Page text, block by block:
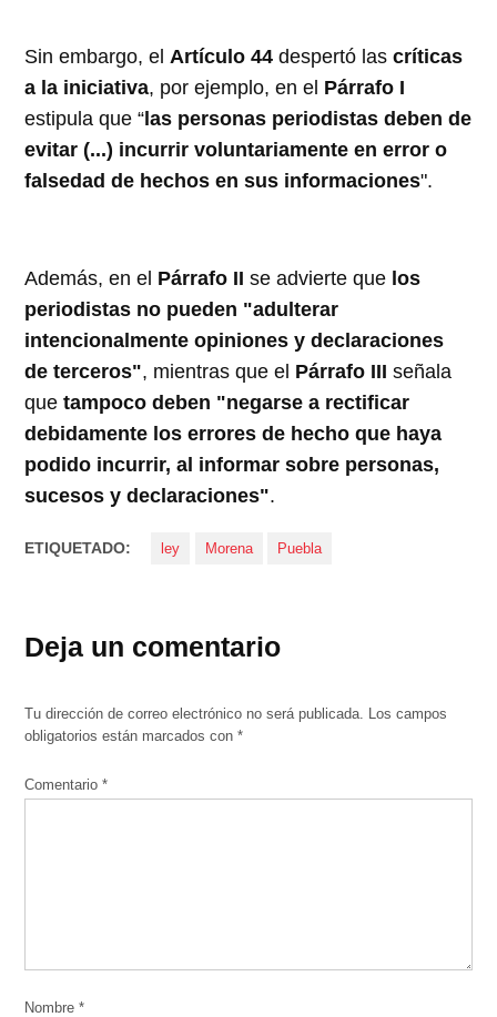
Sin embargo, el Artículo 44 despertó lascríticas
a la iniciativa, por ejemplo, en el Párrafo I
estipula que “las personas periodistas deben de
evitar (...) incurrir voluntariamente en error o
falsedad de hechos en sus informaciones".
Además, en el Párrafo II se advierte que los
periodistas no pueden "adulterar
intencionalmente opiniones y declaraciones
de terceros", mientras que el Párrafo III señala
quetampoco deben "negarse a rectificar
debidamente los errores de hecho que haya
podido incurrir, al informar sobre personas,
sucesos y declaraciones".
ETIQUETADO: ley Morena Puebla
Deja un comentario
Tu dirección de correo electrónico no será publicada. Los campos
obligatorios están marcados con*
Comentario*
Nombre*